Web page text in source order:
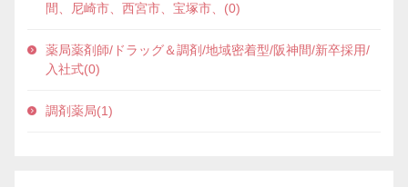
間、尼崎市、西宮市、宝塚市、(0)
薬局薬剤師/ドラッグ＆調剤/地域密着型/阪神間/新卒採用/
入社式(0)
調剤薬局(1)